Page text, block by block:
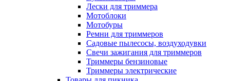
Лески для триммера
Мотоблоки
Мотобуры
Ремни для триммеров
Садовые пылесосы, воздуходувки
Свечи зажигания для триммеров
Триммеры бензиновые
Триммеры электрические